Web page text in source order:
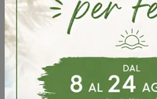
Boiserie Orizzontale